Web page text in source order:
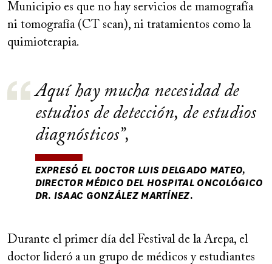
Municipio es que no hay servicios de mamografía
ni tomografía (CT scan), ni tratamientos como la
quimioterapia.
Aquí hay mucha necesidad de
estudios de detección, de estudios
diagnósticos ,
EXPRESÓ EL DOCTOR LUIS DELGADO MATEO,
DIRECTOR MÉDICO DEL HOSPITAL ONCOLÓGICO
DR. ISAAC GONZÁLEZ MARTÍNEZ.
Durante el primer día del Festival de la Arepa, el
doctor lideró a un grupo de médicos y estudiantes